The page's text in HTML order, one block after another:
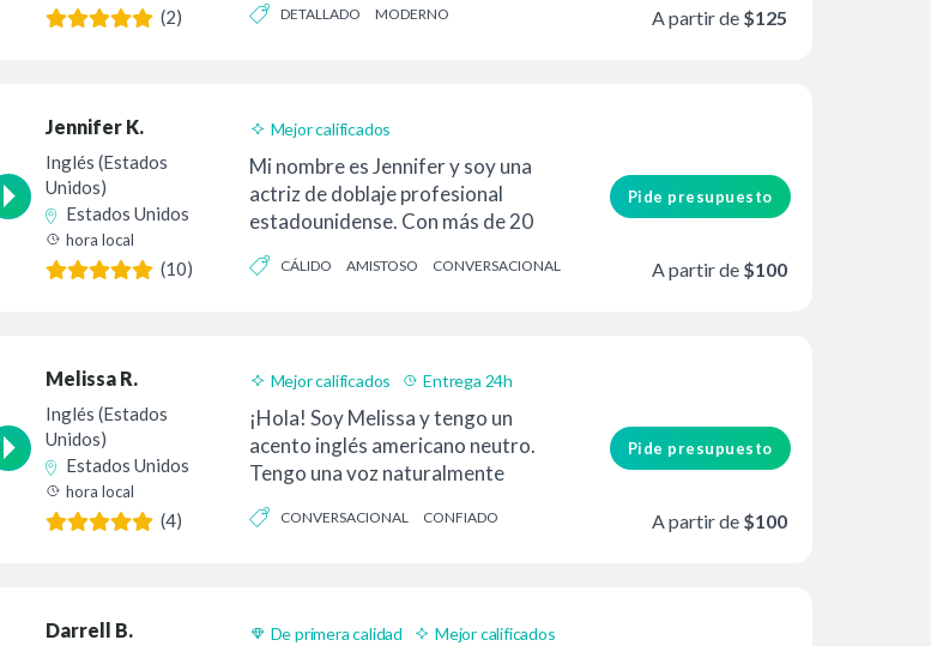
(2) DETALLADO MODERNO A partir de $125
Jennifer K.
Inglés (Estados
Unidos)
Estados Unidos
hora local
(10)
Mejor calificados
Mi nombre es Jennifer y soy una
actriz de doblaje profesional
estadounidense. Con más de 20
actuación,...
CÁLIDO AMISTOSO CONVERSACIONAL
Pide presupuesto
A partir de $100
Melissa R.
Inglés (Estados
Unidos)
Estados Unidos
hora local
(4)
Mejor calificados Entrega 24h
¡Hola! Soy Melissa y tengo un
acento inglés americano neutro.
Tengo una voz naturalmente
CONVERSACIONAL CONFIADO
Pide presupuesto
A partir de $100
Darrell B. De primera calidad
Mejor calificados